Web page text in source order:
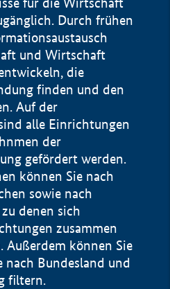
Durch frühen
und Wirtschaft
die
finden und den
Auf der
alle Einrichtungen
der
gefördert werden.
können Sie nach
sowie nach
denen sich
zusammen
Außerdem können Sie
nach Bundesland und
filtern.